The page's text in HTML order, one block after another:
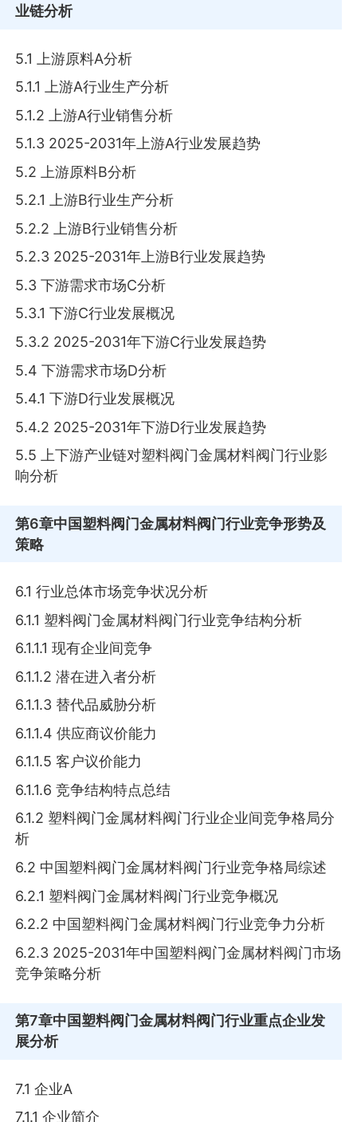
业链分析
5.1 上游原料A分析
5.1.1 上游A行业生产分析
5.1.2 上游A行业销售分析
5.1.3 2025-2031年上游A行业发展趋势
5.2 上游原料B分析
5.2.1 上游B行业生产分析
5.2.2 上游B行业销售分析
5.2.3 2025-2031年上游B行业发展趋势
5.3 下游需求市场C分析
5.3.1 下游C行业发展概况
5.3.2 2025-2031年下游C行业发展趋势
5.4 下游需求市场D分析
5.4.1 下游D行业发展概况
5.4.2 2025-2031年下游D行业发展趋势
5.5 上下游产业链对塑料阀门金属材料阀门行业影
响分析
第6章中国塑料阀门金属材料阀门行业竞争形势及
策略
6.1 行业总体市场竞争状况分析
6.1.1 塑料阀门金属材料阀门行业竞争结构分析
6.1.1.1 现有企业间竞争
6.1.1.2 潜在进入者分析
6.1.1.3 替代品威胁分析
6.1.1.4 供应商议价能力
6.1.1.5 客户议价能力
6.1.1.6 竞争结构特点总结
6.1.2 塑料阀门金属材料阀门行业企业间竞争格局分
析
6.2 中国塑料阀门金属材料阀门行业竞争格局综述
6.2.1 塑料阀门金属材料阀门行业竞争概况
6.2.2 中国塑料阀门金属材料阀门行业竞争力分析
6.2.3 2025-2031年中国塑料阀门金属材料阀门市场
竞争策略分析
第7章中国塑料阀门金属材料阀门行业重点企业发
展分析
7.1 企业A
7.1.1 企业简介